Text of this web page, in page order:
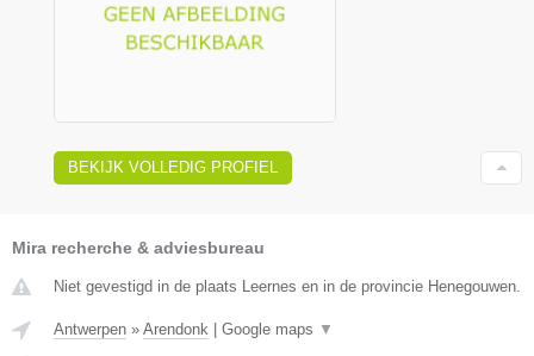
BEKIJK VOLLEDIG PROFIEL
Mira recherche & adviesbureau
Niet gevestigd in de plaats Leernes en in de provincie Henegouwen.
Antwerpen » Arendonk Google maps ▼